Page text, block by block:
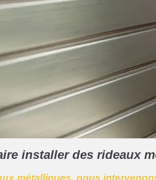
installer des rideaux
métalliques, nous